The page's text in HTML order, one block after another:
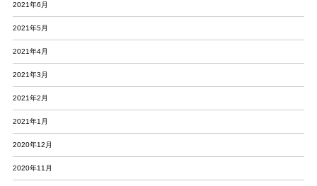
2021年6月
2021年5月
2021年4月
2021年3月
2021年2月
2021年1月
2020年12月
2020年11月